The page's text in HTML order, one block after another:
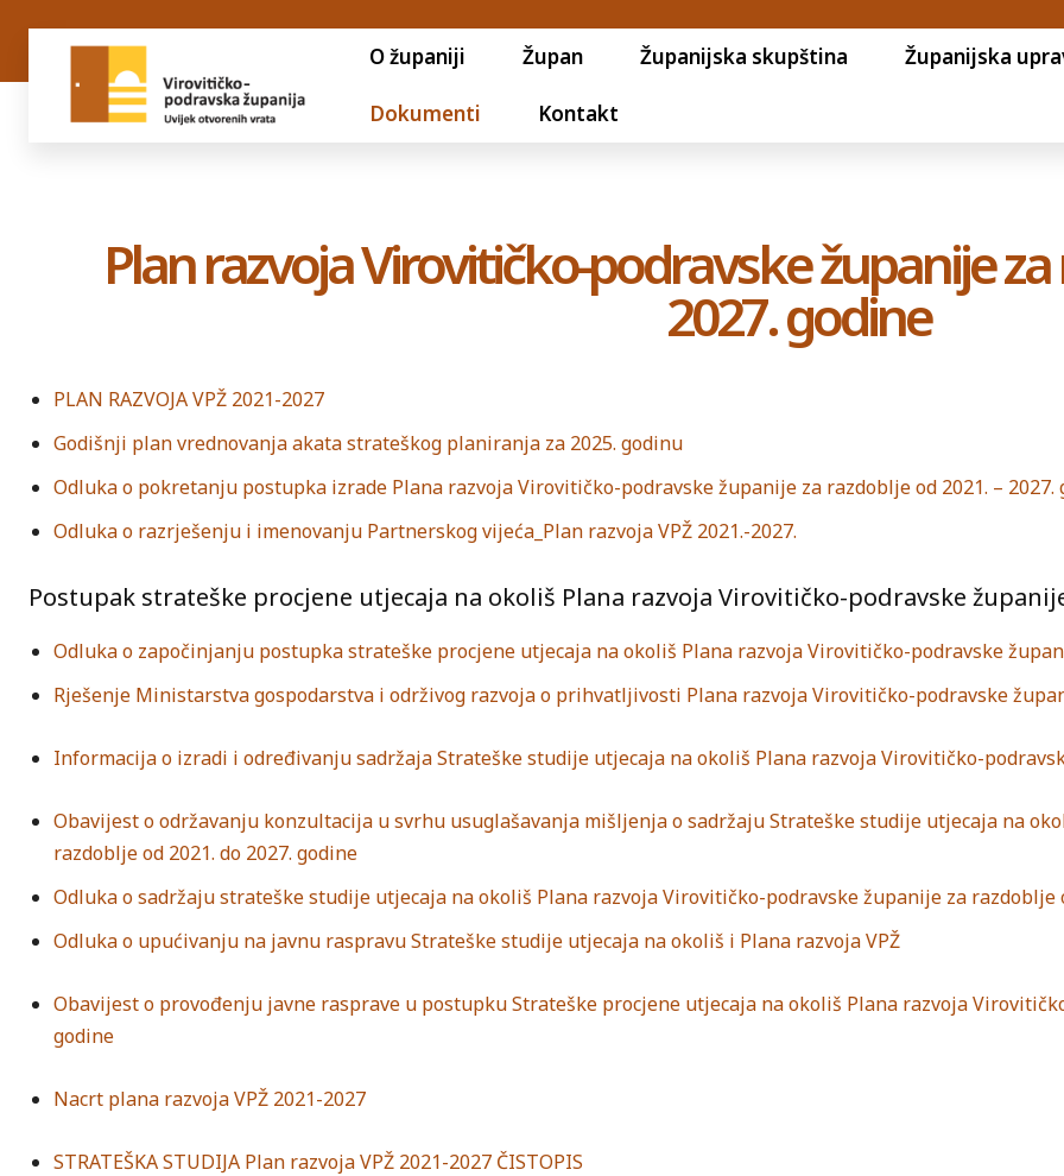
O županiji Župan Županijska skupština Županijska
Dokumenti Kontakt
Plan razvoja Virovitičko-podravske županije
2027. godine
PLAN RAZVOJA VPŽ 2021-2027
Godišnji plan vrednovanja akata strateškog planiranja za 2025. godinu
Odluka o pokretanju postupka izrade Plana razvoja Virovitičko-podravske županije za razdoblje od 2021. – 2027.
Odluka o razrješenju i imenovanju Partnerskog vijeća_Plan razvoja VPŽ 2021.-2027.
Postupak strateške procjene utjecaja na okoliš Plana razvoja Virovitičko-podravske
Odluka o započinjanju postupka strateške procjene utjecaja na okoliš Plana razvoja Virovitičko-podravske
Rješenje Ministarstva gospodarstva i održivog razvoja o prihvatljivosti Plana razvoja Virovitičko-podravske
Informacija o izradi i određivanju sadržaja Strateške studije utjecaja na okoliš Plana razvoja Virovitičko-
Obavijest o održavanju konzultacija u svrhu usuglašavanja mišljenja o sadržaju Strateške studije utjecaja na
razdoblje od 2021. do 2027. godine
Odluka o sadržaju strateške studije utjecaja na okoliš Plana razvoja Virovitičko-podravske županije za razdoblje
Odluka o upućivanju na javnu raspravu Strateške studije utjecaja na okoliš i Plana razvoja VPŽ
Obavijest o provođenju javne rasprave u postupku Strateške procjene utjecaja na okoliš Plana razvoja
godine
Nacrt plana razvoja VPŽ 2021-2027
STRATEŠKA STUDIJA Plan razvoja VPŽ 2021-2027 ČISTOPIS